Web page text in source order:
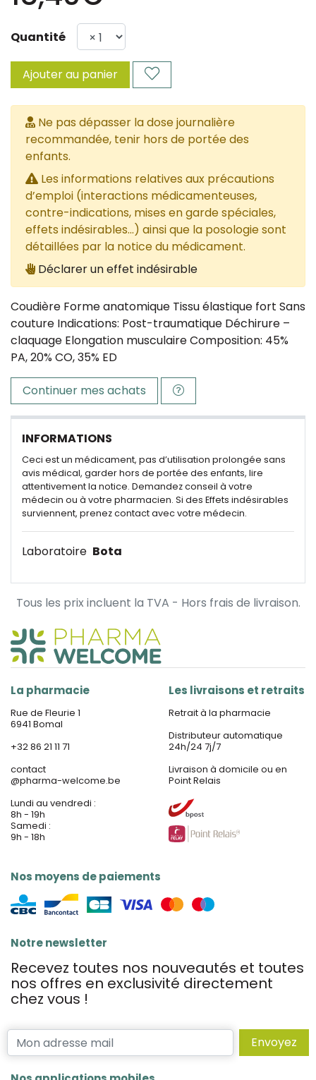
Quantité
Ajouter au panier
Ne pas dépasser la dose journalière
recommandée, tenir hors de portée des
enfants.
Les informations relatives aux précautions
d’emploi (interactions médicamenteuses,
contre-indications, mises en garde spéciales,
effets indésirables...) ainsi que la posologie sont
détaillées par la notice du médicament.
Déclarer un effet indésirable
Coudière Forme anatomique Tissu élastique fort Sans
couture Indications: Post-traumatique Déchirure –
claquage Elongation musculaire Composition: 45%
PA, 20% CO, 35% ED
Continuer mes achats
INFORMATIONS
Ceci est un médicament, pas d’utilisation prolongée sans
avis médical, garder hors de portée des enfants, lire
attentivement la notice. Demandez conseil à votre
médecin ou à votre pharmacien. Si des Effets indésirables
surviennent, prenez contact avec votre médecin.
Laboratoire Bota
Tous les prix incluent la TVA - Hors frais de livraison.
La pharmacie
Rue de Fleurie 1
6941 Bomal
+32 86 21 11 71
contact
@pharma-welcome.be
Lundi au vendredi :
8h - 19h
Samedi :
9h - 18h
Nos moyens de paiements
Les livraisons et retraits
Retrait à la pharmacie
Distributeur automatique
24h/24 7j/7
Livraison à domicile ou en
Point Relais
Notre newsletter
Recevez toutes nos nouveautés et toutes
nos offres en exclusivité directement
chez vous !
Envoyez